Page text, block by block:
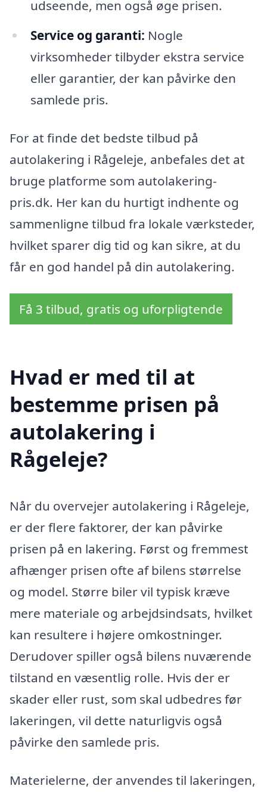
udseende, men også øge prisen.
Service og garanti: Nogle
virksomheder tilbyder ekstra service
eller garantier, der kan påvirke den
samlede pris.
For at finde det bedste tilbud på
autolakering i Rågeleje, anbefales det at
bruge platforme som autolakering-
pris.dk. Her kan du hurtigt indhente og
sammenligne tilbud fra lokale værksteder,
hvilket sparer dig tid og kan sikre, at du
får en god handel på din autolakering.
Få 3 tilbud, gratis og uforpligtende
Hvad er med til at
bestemme prisen på
autolakering i
Rågeleje?
Når du overvejer autolakering i Rågeleje,
er der flere faktorer, der kan påvirke
prisen på en lakering. Først og fremmest
afhænger prisen ofte af bilens størrelse
og model. Større biler vil typisk kræve
mere materiale og arbejdsindsats, hvilket
kan resultere i højere omkostninger.
Derudover spiller også bilens nuværende
tilstand en væsentlig rolle. Hvis der er
skader eller rust, som skal udbedres før
lakeringen, vil dette naturligvis også
påvirke den samlede pris.
Materielerne, der anvendes til lakeringen,